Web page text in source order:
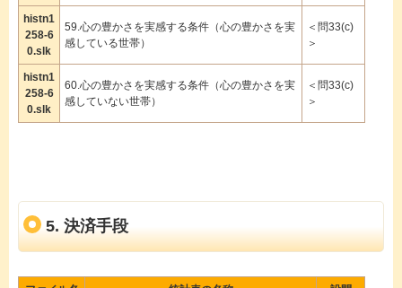
histn1
258-6
0.slk
59.心の豊かさを実感する条件（心の豊かさを実
感している世帯）
＜問33(c)
＞
histn1
258-6
0.slk
60.心の豊かさを実感する条件（心の豊かさを実
感していない世帯）
＜問33(c)
＞
5. 決済手段